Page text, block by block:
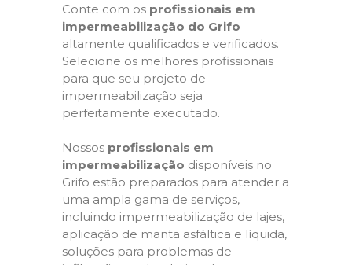
Conte com os profissionais em
impermeabilização do Grifo
altamente qualificados e verificados.
Selecione os melhores profissionais
para que seu projeto de
impermeabilização seja
perfeitamente executado.
Nossos profissionais em
impermeabilização disponíveis no
Grifo estão preparados para atender a
uma ampla gama de serviços,
incluindo impermeabilização de lajes,
aplicação de manta asfáltica e líquida,
soluções para problemas de